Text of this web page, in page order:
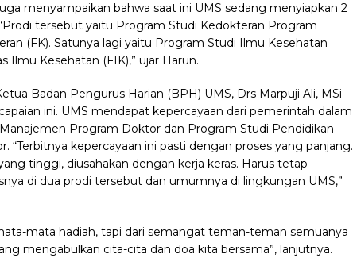
menyampaikan bahwa saat ini UMS sedang menyiapkan 2
tersebut yaitu Program Studi Kedokteran Program
(FK). Satunya lagi yaitu Program Studi Ilmu Kesehatan
Ilmu Kesehatan (FIK),” ujar Harun.
Badan Pengurus Harian (BPH) UMS, Drs Marpuji Ali, MSi
ini. UMS mendapat kepercayaan dari pemerintah dalam
Program Doktor dan Program Studi Pendidikan
“Terbitnya kepercayaan ini pasti dengan proses yang panjang.
tinggi, diusahakan dengan kerja keras. Harus tetap
di dua prodi tersebut dan umumnya di lingkungan UMS,”
mata hadiah, tapi dari semangat teman-teman semuanya
mengabulkan cita-cita dan doa kita bersama”, lanjutnya.